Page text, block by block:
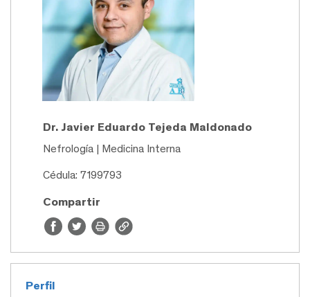
Dr. Javier Eduardo Tejeda Maldonado
Nefrología | Medicina Interna
Cédula: 7199793
Compartir
Perfil